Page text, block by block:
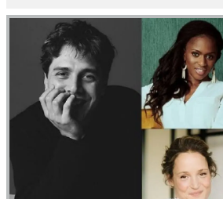
۱۴۰۵ اعلام شد/ طلا بر مدار صعود
قیمت نفت امروز جمعه ۱۶ مرداد ۱۴۰۵
/ نفت صعودی شد + جدول